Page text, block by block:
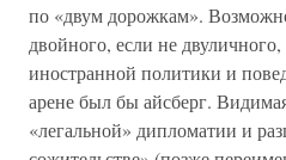
по «двум дорожкам».
двойного, если не двуличного,
иностранной политики и
арене был бы айсберг.
«легальной» дипломатии и